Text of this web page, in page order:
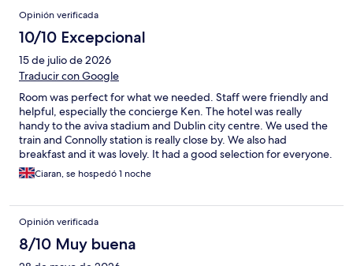
Opinión verificada
10/10 Excepcional
15 de julio de 2026
Traducir con Google
Room was perfect for what we needed. Staff were friendly and
helpful, especially the concierge Ken. The hotel was really
handy to the aviva stadium and Dublin city centre. We used the
train and Connolly station is really close by. We also had
breakfast and it was lovely. It had a good selection for everyone.
Ciaran, se hospedó 1 noche
Opinión verificada
8/10 Muy buena